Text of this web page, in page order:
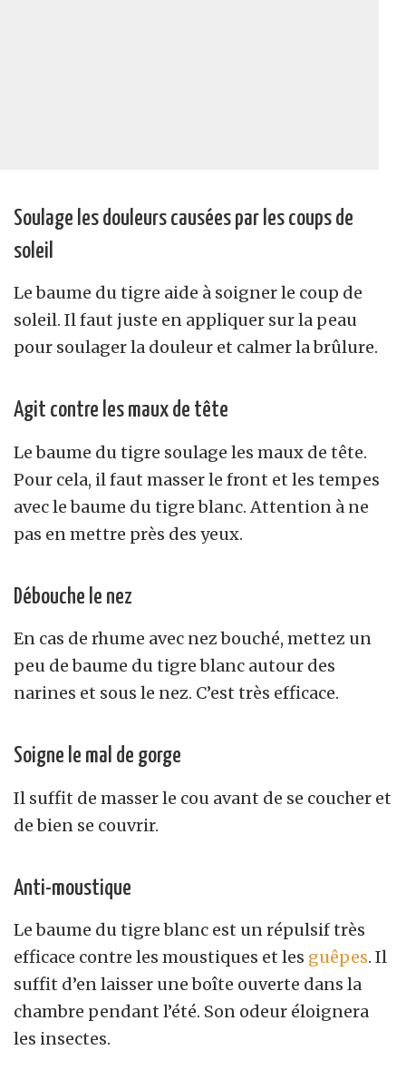
Soulage les douleurs causées par les coups de
soleil
Le baume du tigre aide à soigner le coup de
soleil. Il faut juste en appliquer sur la peau
pour soulager la douleur et calmer la brûlure.
Agit contre les maux de tête
Le baume du tigre soulage les maux de tête.
Pour cela, il faut masser le front et les tempes
avec le baume du tigre blanc. Attention à ne
pas en mettre près des yeux.
Débouche le nez
En cas de rhume avec nez bouché, mettez un
peu de baume du tigre blanc autour des
narines et sous le nez. C’est très efficace.
Soigne le mal de gorge
Il suffit de masser le cou avant de se coucher et
de bien se couvrir.
Anti-moustique
Le baume du tigre blanc est un répulsif très
efficace contre les moustiques et les guêpes. Il
suffit d’en laisser une boîte ouverte dans la
chambre pendant l’été. Son odeur éloignera
les insectes.